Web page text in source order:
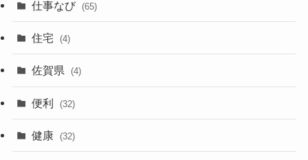
仕事なび (65)
住宅 (4)
佐賀県 (4)
便利 (32)
健康 (32)